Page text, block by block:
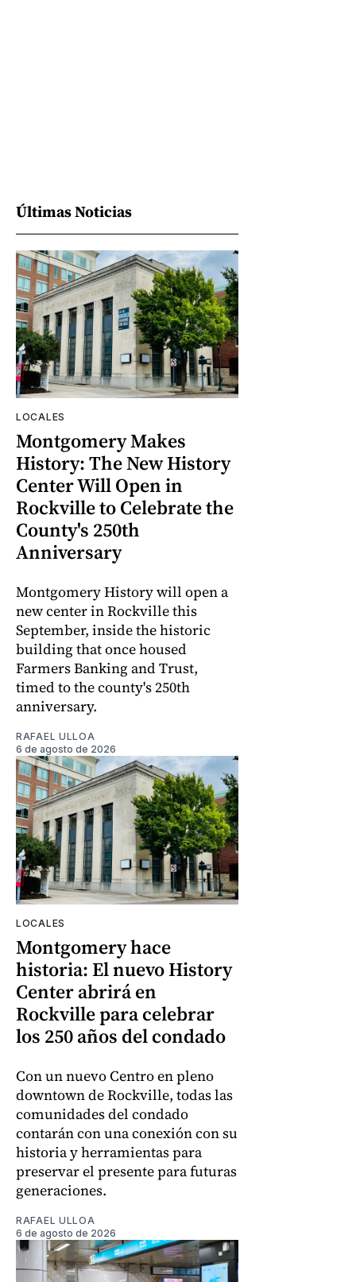
Últimas Noticias
LOCALES
Montgomery Makes
History: The New History
Center Will Open in
Rockville to Celebrate the
County's 250th
Anniversary
Montgomery History will open a
new center in Rockville this
September, inside the historic
building that once housed
Farmers Banking and Trust,
timed to the county's 250th
anniversary.
RAFAEL ULLOA
6 de agosto de 2026
LOCALES
Montgomery hace
historia: El nuevo History
Center abrirá en
Rockville para celebrar
los 250 años del condado
Con un nuevo Centro en pleno
downtown de Rockville, todas las
comunidades del condado
contarán con una conexión con su
historia y herramientas para
preservar el presente para futuras
generaciones.
RAFAEL ULLOA
6 de agosto de 2026